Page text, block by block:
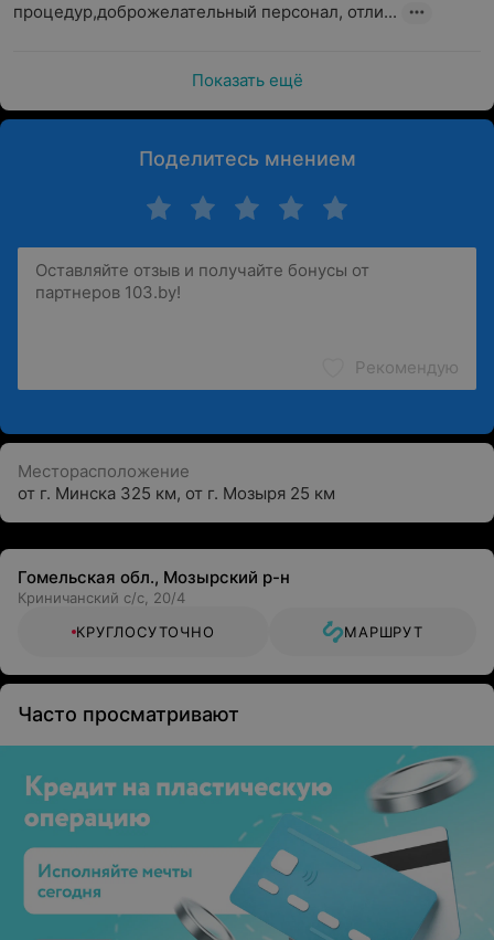
процедур,доброжелательный персонал, отли...
Показать ещё
Поделитесь мнением
Рекомендую
Месторасположение
от г. Минска 325 км, от г. Мозыря 25 км
Гомельская обл., Мозырский р-н
Криничанский с/с, 20/4
КРУГЛОСУТОЧНО
МАРШРУТ
Часто просматривают